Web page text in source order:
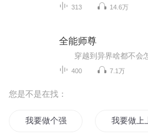
313 14.6万
全能师尊
400 7.1万
您是不是在找：
我要做个强者 我要做上